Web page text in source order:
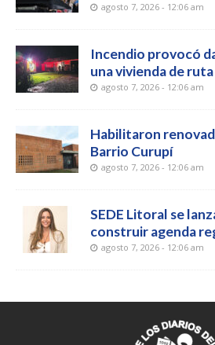
agosto 7, 2026 - 12:06 am
Incendio provocó
una vivienda de
agosto 7, 2026 - 12:06 am
Habilitaron
Barrio Curupí
agosto 7, 2026 - 12:06 am
SEDE Litoral se
construir agenda
agosto 7, 2026 - 12:06 am